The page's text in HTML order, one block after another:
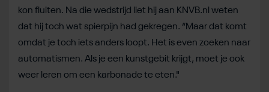
kon fluiten. Na die wedstrijd liet hij aan KNVB.nl weten
dat hij toch wat spierpijn had gekregen. “Maar dat komt
omdat je toch iets anders loopt. Het is even zoeken naar
automatismen. Als je een kunstgebit krijgt, moet je ook
weer leren om een karbonade te eten."